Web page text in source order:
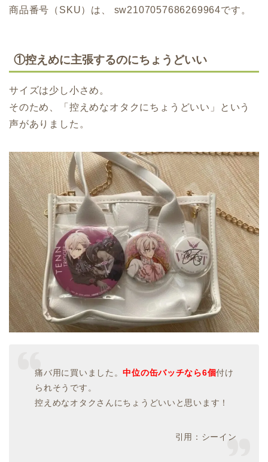
商品番号（SKU）は、 sw2107057686269964です。
①控えめに主張するのにちょうどいい
サイズは少し小さめ。
そのため、「控えめなオタクにちょうどいい」という
声がありました。
痛バ用に買いました。中位の缶バッチなら6個付け
られそうです。
控えめなオタクさんにちょうどいいと思います！
引用：シーイン